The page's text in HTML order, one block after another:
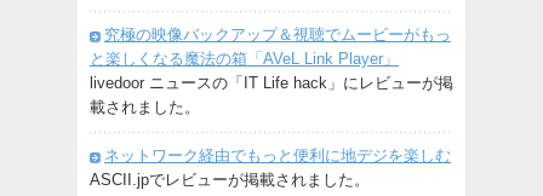
究極の映像バックアップ＆視聴でムービーがもっ
と楽しくなる魔法の箱「AVeL Link Player」
livedoor ニュースの「IT Life hack」にレビューが掲
載されました。
ネットワーク経由でもっと便利に地デジを楽しむ
ASCII.jpでレビューが掲載されました。